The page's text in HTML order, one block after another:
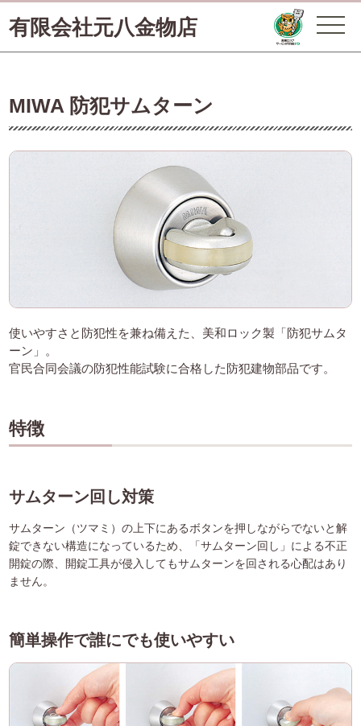
有限会社元八金物店
MIWA 防犯サムターン
使いやすさと防犯性を兼ね備えた、美和ロック製「防犯サムタ
ーン」。
官民合同会議の防犯性能試験に合格した防犯建物部品です。
特徴
サムターン回し対策
サムターン（ツマミ）の上下にあるボタンを押しながらでないと解
錠できない構造になっているため、「サムターン回し」による不正
開錠の際、開錠工具が侵入してもサムターンを回される心配はあり
ません。
簡単操作で誰にでも使いやすい